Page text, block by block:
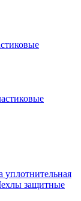
уплотнительная
защитные